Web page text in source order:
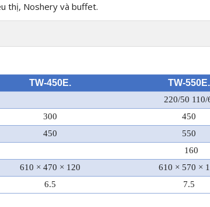
thị, Noshery và buffet.
TW-450E. TW-550E.
220/50 110/
300 450
450 550
160
610 × 470 × 120 610 × 570 ×
6.5 7.5